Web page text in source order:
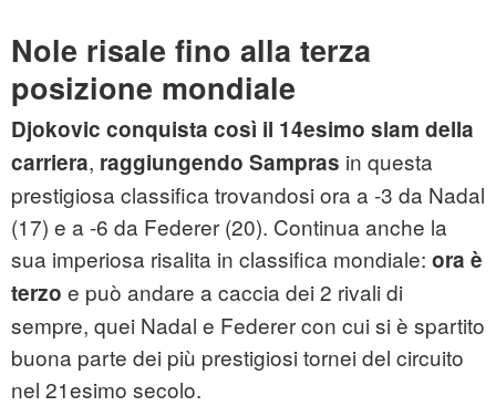
Nole risale fino alla terza
posizione mondiale
Djokovic conquista così il 14esimo slam della
carriera, raggiungendo Sampras in questa
prestigiosa classifica trovandosi ora a -3 da Nadal
(17) e a -6 da Federer (20). Continua anche la
sua imperiosa risalita in classifica mondiale: ora è
terzo e può andare a caccia dei 2 rivali di
sempre, quei Nadal e Federer con cui si è spartito
buona parte dei più prestigiosi tornei del circuito
nel 21esimo secolo.